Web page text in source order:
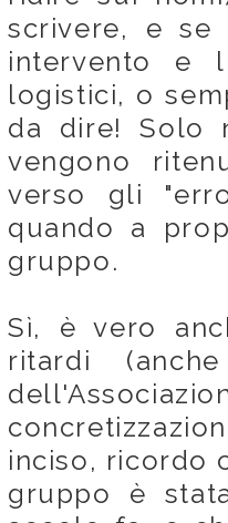
scrivere, e
intervento e
logistici, o
da dire! Solo
vengono
verso gli
quando a
gruppo.
Sì, è vero
ritardi
inciso, ricordo
gruppo è